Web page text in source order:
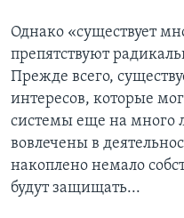
Однако «существует
препятствуют
Прежде всего,
интересов, которые
системы еще на много
вовлечены в
накоплено немало
будут защищать...